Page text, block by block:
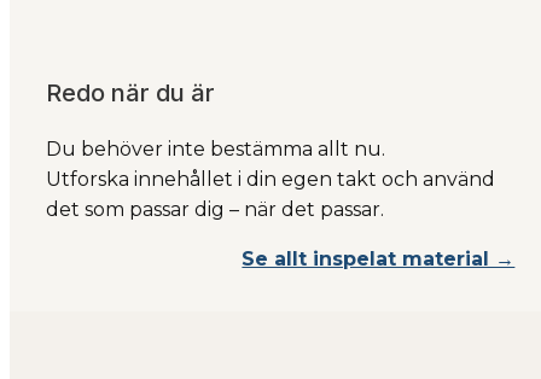
Redo när du är
Du behöver inte bestämma allt nu.
Utforska innehållet i din egen takt och använd
det som passar dig – när det passar.
Se allt inspelat material →